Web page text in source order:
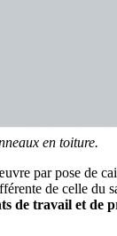
en toiture.
par pose de
de celle du
de travail et de